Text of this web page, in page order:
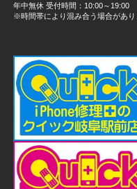
年中無休 受付時間：10:00～19:00
※時間帯により混み合う場合があり